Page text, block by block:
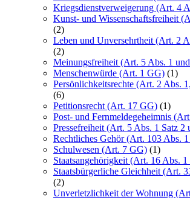
Kriegsdienstverweigerung (Art. 4
Kunst- und Wissenschaftsfreiheit
(2)
Leben und Unversehrtheit (Art. 2
(2)
Meinungsfreiheit (Art. 5 Abs. 1
Menschenwürde (Art. 1 GG) (1)
Persönlichkeitsrechte (Art. 2 Abs.
(6)
Petitionsrecht (Art. 17 GG) (1)
Post- und Fernmeldegeheimnis
Pressefreiheit (Art. 5 Abs. 1 Satz 2
Rechtliches Gehör (Art. 103 Abs.
Schulwesen (Art. 7 GG) (1)
Staatsangehörigkeit (Art. 16 Abs.
Staatsbürgerliche Gleichheit (Art.
(2)
Unverletzlichkeit der Wohnung